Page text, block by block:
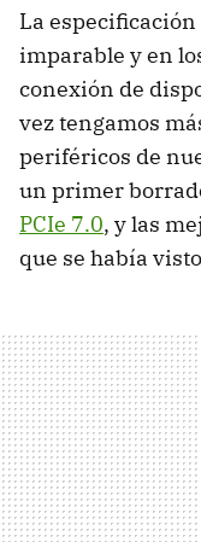
La
imparable y en
conexión de
vez tengamos
periféricos de
un primer
PCIe 7.0, y las
que se había